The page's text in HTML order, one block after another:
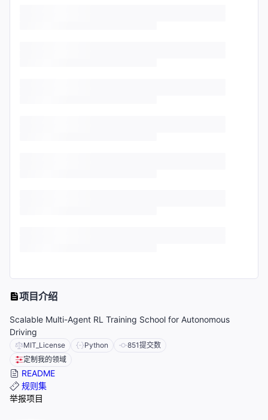
项目介绍
Scalable Multi-Agent RL Training School for Autonomous
Driving
MIT_License Python 851提交数
定制我的领域
README
规则集
举报项目